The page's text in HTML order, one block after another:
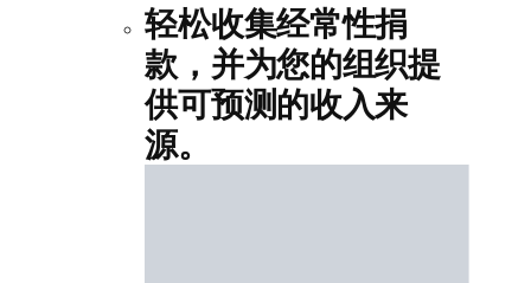
轻松收集经常性捐
款，并为您的组织提
供可预测的收入来
源。